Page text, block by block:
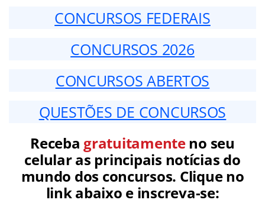
CONCURSOS FEDERAIS
CONCURSOS 2026
CONCURSOS ABERTOS
QUESTÕES DE CONCURSOS
Receba gratuitamenteno seu
celular as principais notícias do
mundo dos concursos. Clique no
link abaixo e inscreva-se: